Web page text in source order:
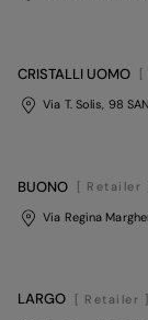
CRISTALLI UOMO
[
Via T. Solis, 98
BUONO
[ Retailer ]
Via Regina
LARGO
[ Retailer ]